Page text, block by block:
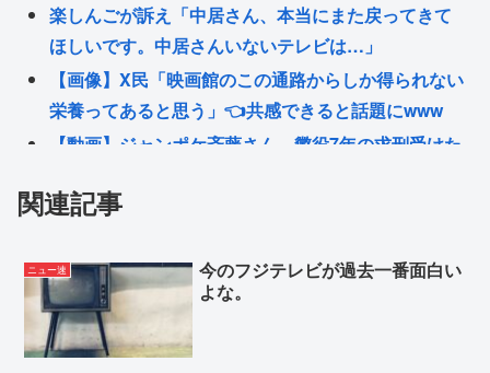
楽しんごが訴え「中居さん、本当にまた戻ってきて
ほしいです。中居さんいないテレビは…」
【画像】X民「映画館のこの通路からしか得られない
栄養ってあると思う」👈共感できると話題にwww
【動画】ジャンポケ斉藤さん、懲役7年の求刑受けた
中国人アメリカ人「えっ！？ジャップって赤信号で
【感動】中居正広「ひそかに被災地支援」か「誰に
も知られなくていい」
原爆投下、多分正しいw w w w w w w w w w w w w w
関連記事
ニュー速
今のフジテレビが過去一番面白い
よな。